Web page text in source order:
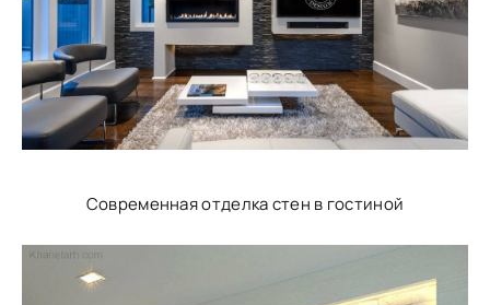
Современная отделка стен в гостиной